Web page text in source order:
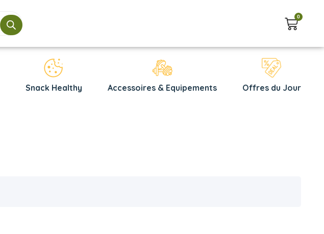
0
Snack Healthy Accessoires & Equipements Offres du Jour